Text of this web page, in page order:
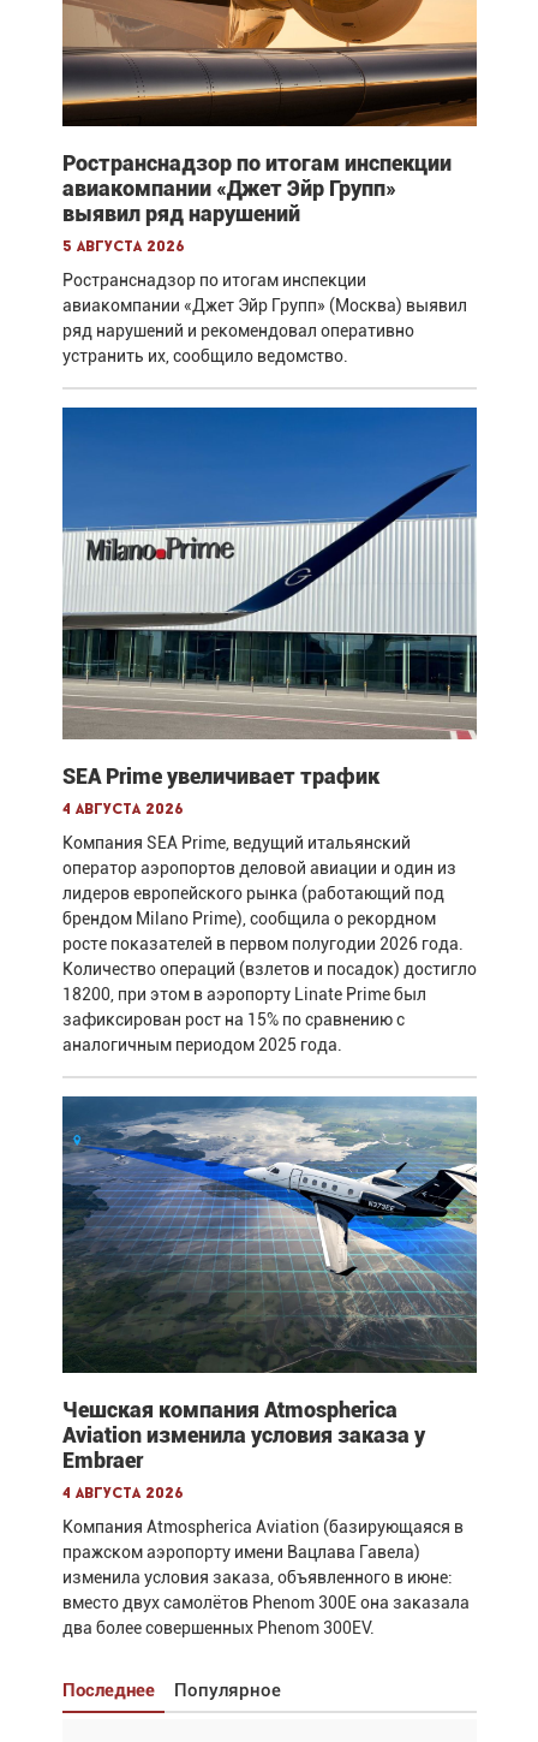
Ространснадзор по итогам инспекции
авиакомпании «Джет Эйр Групп»
выявил ряд нарушений
5 августа 2026
Ространснадзор по итогам инспекции
авиакомпании «Джет Эйр Групп» (Москва) выявил
ряд нарушений и рекомендовал оперативно
устранить их, сообщило ведомство.
SEA Prime увеличивает трафик
4 августа 2026
Компания SEA Prime, ведущий итальянский
оператор аэропортов деловой авиации и один из
лидеров европейского рынка (работающий под
брендом Milano Prime), сообщила о рекордном
росте показателей в первом полугодии 2026 года.
Количество операций (взлетов и посадок) достигло
18200, при этом в аэропорту Linate Prime был
зафиксирован рост на 15% по сравнению с
аналогичным периодом 2025 года.
Чешская компания Atmospherica
Aviation изменила условия заказа у
Embraer
4 августа 2026
Компания Atmospherica Aviation (базирующаяся в
пражском аэропорту имени Вацлава Гавела)
изменила условия заказа, объявленного в июне:
вместо двух самолётов Phenom 300E она заказала
два более совершенных Phenom 300EV.
Последнее Популярное